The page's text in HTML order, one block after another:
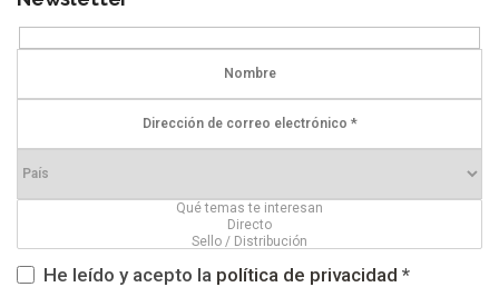
He leído y acepto la política de privacidad *